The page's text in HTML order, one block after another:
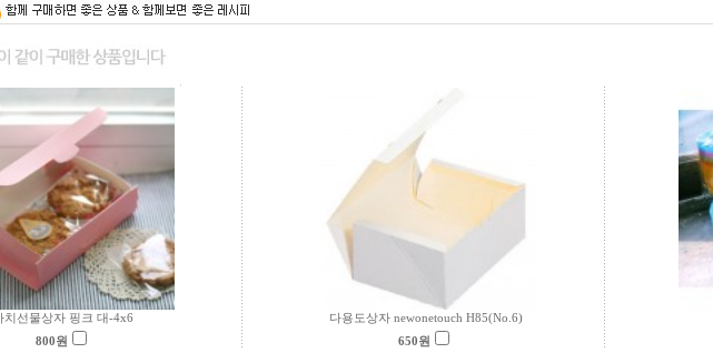
치선물상자 핑크 대-4x6 다용도상자 newonetouch H85(No.6)
800원 650원